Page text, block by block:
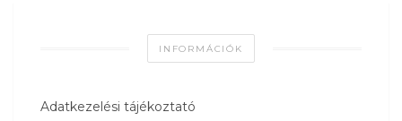
INFORMÁCIÓK
Adatkezelési tájékoztató